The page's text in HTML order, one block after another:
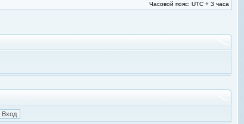
Часовой пояс: UTC + 3 часа